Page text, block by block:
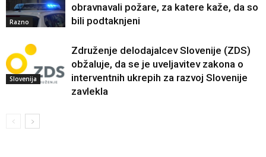
Razno
obravnavali požare, za katere kaže, da so
bili podtaknjeni
Slovenija
Združenje delodajalcev Slovenije (ZDS)
obžaluje, da se je uveljavitev zakona o
interventnih ukrepih za razvoj Slovenije
zavlekla